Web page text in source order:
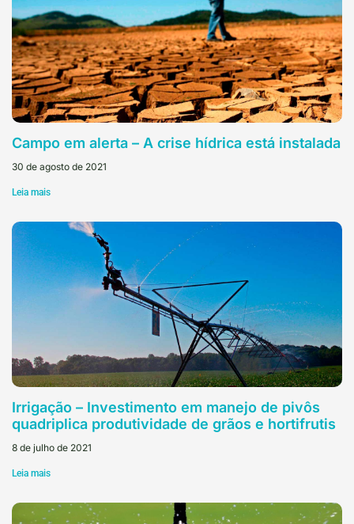
Campo em alerta – A crise hídrica está instalada
30 de agosto de 2021
Leia mais
Irrigação – Investimento em manejo de pivôs
quadriplica produtividade de grãos e hortifrutis
8 de julho de 2021
Leia mais